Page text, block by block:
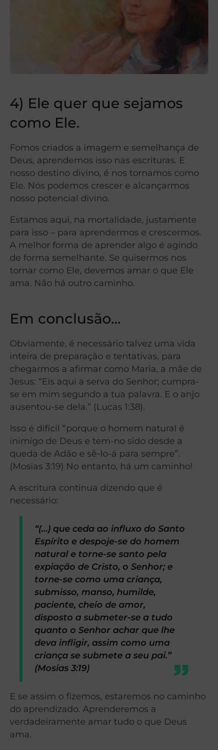
4) Ele quer que sejamos
como Ele.
Fomos criados a imagem e semelhança de
Deus, aprendemos isso nas escrituras. E
nosso destino divino, é nos tornamos como
Ele. Nós podemos crescer e alcançarmos
nosso potencial divino.
Estamos aqui, na mortalidade, justamente
para isso – para aprendermos e crescermos.
A melhor forma de aprender algo é agindo
de forma semelhante. Se quisermos nos
tornar como Ele, devemos amar o que Ele
ama. Não há outro caminho.
Em conclusão…
Obviamente, é necessário talvez uma vida
inteira de preparação e tentativas, para
chegarmos a afirmar como Maria, a mãe de
Jesus: “Eis aqui a serva do Senhor; cumpra-
se em mim segundo a tua palavra. E o anjo
ausentou-se dela.” (Lucas 1:38).
Isso é difícil “porque o homem natural é
inimigo de Deus e tem-no sido desde a
queda de Adão e sê-lo-á para sempre”.
(Mosias 3:19) No entanto, há um caminho!
A escritura continua dizendo que é
necessário:
“(…) que ceda ao influxo do Santo
Espírito e despoje-se do homem
natural e torne-se santo pela
expiação de Cristo, o Senhor; e
torne-se como uma criança,
submisso, manso, humilde,
paciente, cheio de amor,
disposto a submeter-se a tudo
quanto o Senhor achar que lhe
deva infligir, assim como uma
criança se submete a seu pai.”
(Mosias 3:19)
E se assim o fizemos, estaremos no caminho
do aprendizado. Aprenderemos a
verdadeiramente amar tudo o que Deus
ama.